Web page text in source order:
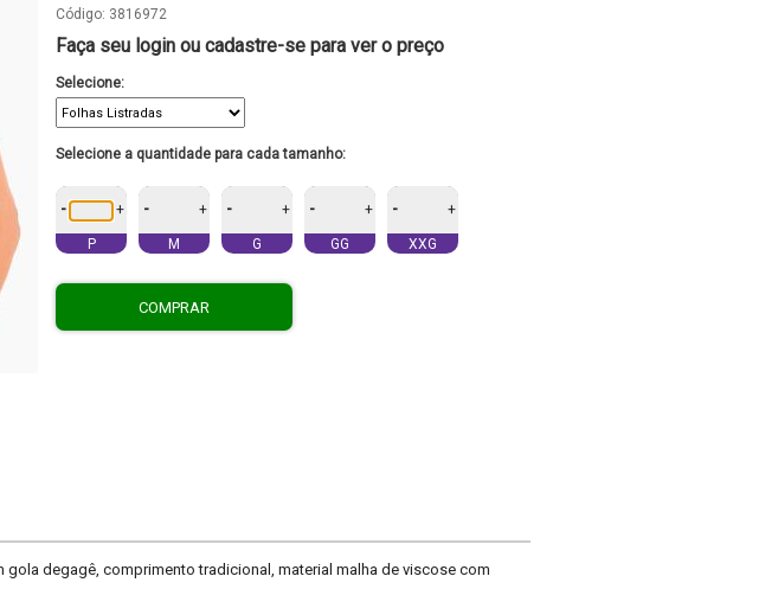
Código: 3816972
Faça seu login ou cadastre-se para ver o preço
Selecione:
Selecione a quantidade para cada tamanho:
- +
P
- +
M
- +
G
- +
GG
- +
XXG
COMPRAR
degagê, comprimento tradicional, material malha de viscose com